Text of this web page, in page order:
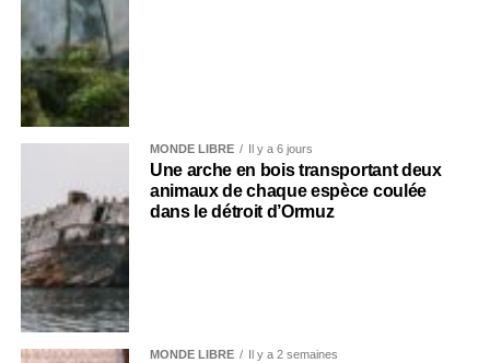
MONDE LIBRE Il y a 6 jours
Une arche en bois transportant deux
animaux de chaque espèce coulée
dans le détroit d’Ormuz
MONDE LIBRE Il y a 2 semaines